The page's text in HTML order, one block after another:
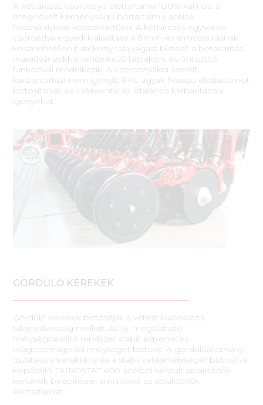
A kéttárcsás csoroszlya élettartama 100%-kal nőtt a
megnövelt keménységű bórtartalmú acélok
használatának köszönhetően. A kéttárcsás egysoros
csoroszlya egyedi kialakítása a 6 mm-es elmozdulásnak
köszönhetően hatékony talajvágást biztosít a betakarítási
maradványokkal rendelkező táblákon, és öntisztító
funkcióval rendelkezik. A csoroszlyákra szerelt,
karbantartást nem igénylő FKL agyak hosszú élettartamot
biztosítanak és csökkentik az általános karbantartási
igényeket.
GÖRDÜLŐ KEREKEK
Gördülő kerekek biztosítják a vetést különböző
talajnedvesség mellett. Az új, megbízható
mélységbeállító rendszer stabil, egyenletes
magcsomagolási mélységet biztosít. A gördülőállomány
tisztítására kerekekre és a stabil vetésmélységet biztosítva
kopásálló DUROSTAT 400 acélból készült ablaktörlők
kerülnek beépítésre, ami növeli az ablaktörlők
élettartamát.